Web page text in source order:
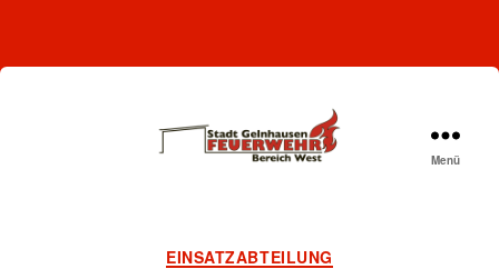
Menü
Kategorien
EINSATZABTEILUNG